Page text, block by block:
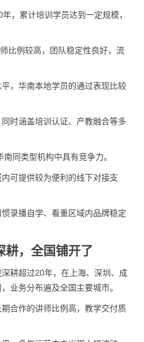
，累计培训学员达到一定规模，
比例较高，团队稳定性良好，流
，华南本地学员的通过表现比较
时涵盖培训认证、产教融合等多
同类型机构中具有竞争力。
可提供较为便利的线下对接支
录播自学、看重区域内品牌稳定
耕，全国铺开了
耕超过20年，在上海、深圳、成
业务分布遍及全国主要城市。
合作的讲师比例高，教学交付质